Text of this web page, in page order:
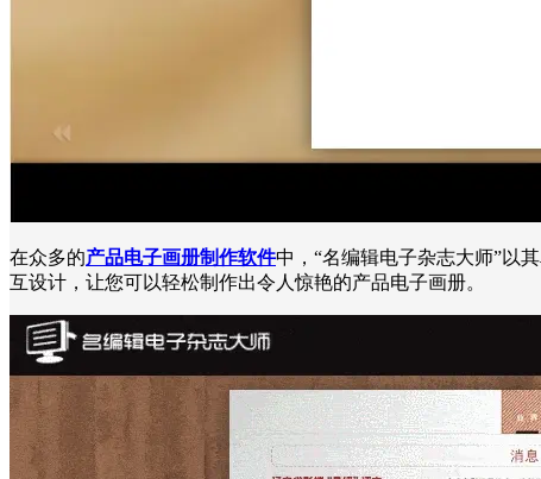
在众多的产品电子画册制作软件中，“名编辑电子杂志大师”以
互设计，让您可以轻松制作出令人惊艳的产品电子画册。